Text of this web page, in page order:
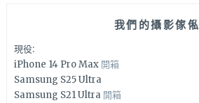
我們的攝影傢俬
現役:
iPhone 14 Pro Max 開箱
Samsung S25 Ultra
Samsung S21 Ultra 開箱